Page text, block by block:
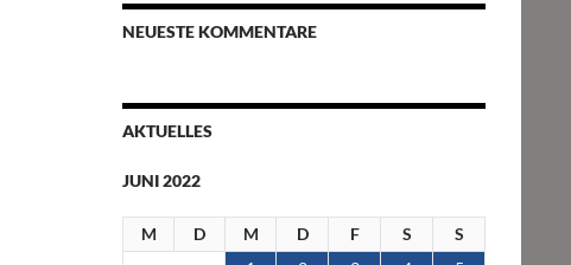
NEUESTE KOMMENTARE
AKTUELLES
JUNI 2022
M D M D F S
S